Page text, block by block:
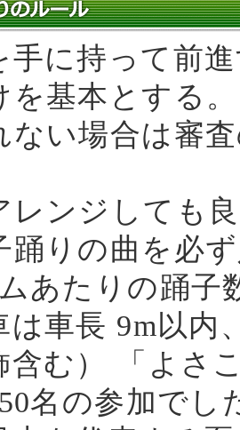
手に持って前
基本とする。
い場合は審
レンジしても
踊りの曲を必
ムあたりの踊子
は車長 9m以
含む） 「よさ
名の参加でし